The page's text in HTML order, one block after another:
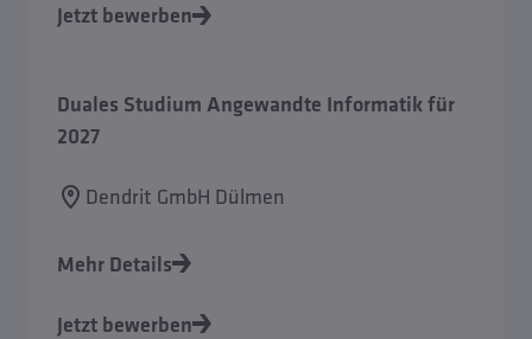
Jetzt bewerben
Duales Studium Angewandte Informatik für
2027
Dendrit GmbH Dülmen
Mehr Details
Jetzt bewerben